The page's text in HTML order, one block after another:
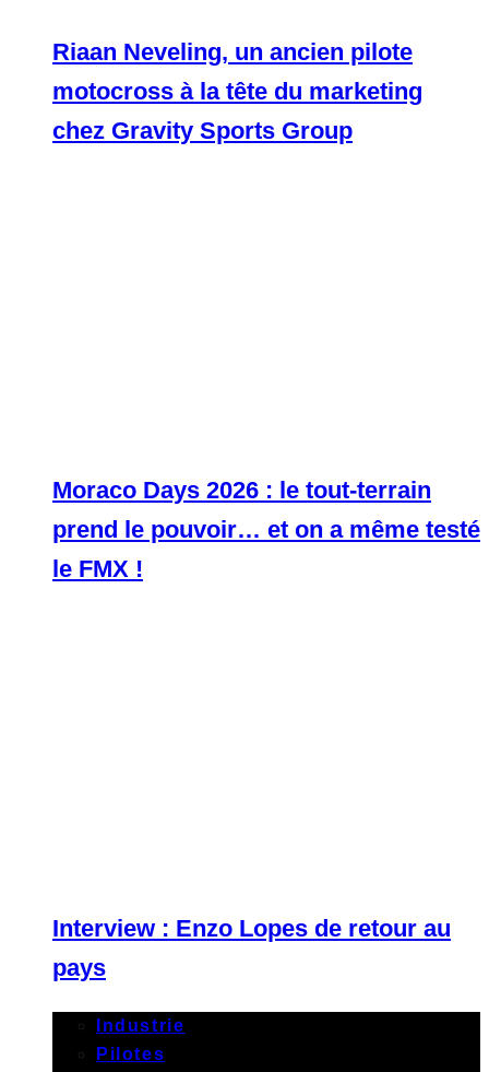
Riaan Neveling, un ancien pilote
motocross à la tête du marketing
chez Gravity Sports Group
Moraco Days 2026 : le tout-terrain
prend le pouvoir… et on a même testé
le FMX !
Interview : Enzo Lopes de retour au
pays
Industrie
Pilotes